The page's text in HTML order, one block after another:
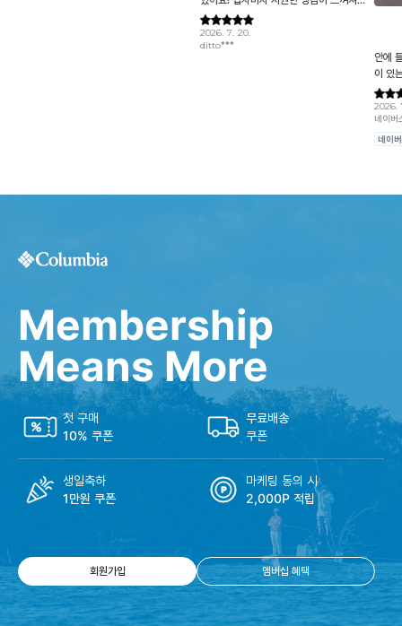
Membership
Means More
첫 구매
10% 쿠폰
무료배송
쿠폰
생일축하
1만원 쿠폰
마케팅 동의 시
2,000P 적립
회원가입 멤버십 혜택